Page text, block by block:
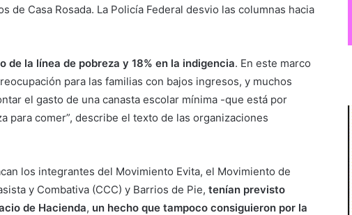
de Casa Rosada. La Policía Federal desvio las columnas hacia
de la línea de pobreza y 18% en la indigencia. En este marco
para las familias con bajos ingresos, y muchos
el gasto de una canasta escolar mínima -que está por
para comer”, describe el texto de las organizaciones
los integrantes del Movimiento Evita, el Movimiento de
y Combativa (CCC) y Barrios de Pie, tenían previsto
de Hacienda, un hecho que tampoco consiguieron por la